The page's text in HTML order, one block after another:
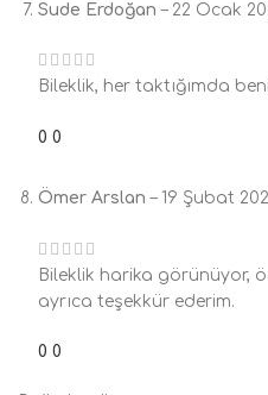
Sude Erdoğan– 22 Ocak
Bileklik, her taktığımda
0 0
Ömer Arslan– 19 Şubat
Bileklik harika görünüyor,
ayrıca teşekkür ederim.
0 0